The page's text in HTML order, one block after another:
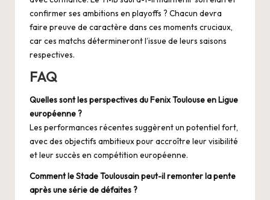
confirmer ses ambitions en playoffs ? Chacun devra
faire preuve de caractère dans ces moments cruciaux,
car ces matchs détermineront l’issue de leurs saisons
respectives.
FAQ
Quelles sont les perspectives du Fenix Toulouse en Ligue
européenne ?
Les performances récentes suggèrent un potentiel fort,
avec des objectifs ambitieux pour accroître leur visibilité
et leur succès en compétition européenne.
Comment le Stade Toulousain peut-il remonter la pente
après une série de défaites ?